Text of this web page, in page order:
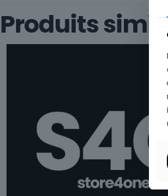
Produits